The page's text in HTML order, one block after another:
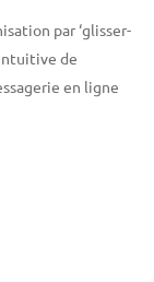
par ‘glisser-
de
en ligne